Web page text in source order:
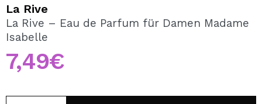
REGISTRIEREN
Durch die Erstellung eines Kontos bei Maquillalia.de
können Sie Ihre Einkäufe schnell tätigen, den Status Ihrer
Bestellungen überprüfen und Ihre bisherigen Vorgänge
einsehen.
La Rive
La Rive – Eau de Parfum für Damen Madame
Isabelle
7,49€